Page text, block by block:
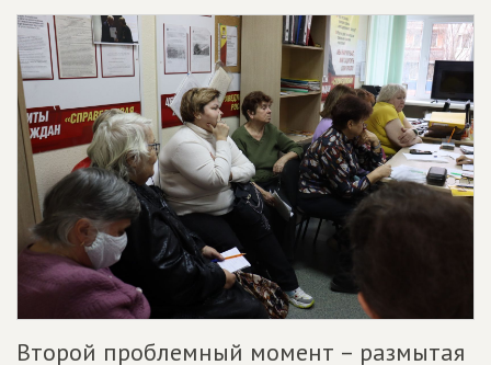
Второй проблемный момент – размытая